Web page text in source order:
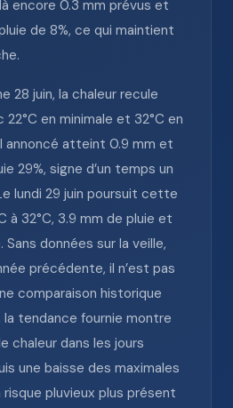
encore 0.3 mm prévus et
de 8%, ce qui maintient
28 juin, la chaleur recule
en minimale et 32°C en
annoncé atteint 0.9 mm et
29%, signe d’un temps un
lundi 29 juin poursuit cette
à 32°C, 3.9 mm de pluie et
données sur la veille,
précédente, il n’est pas
comparaison historique
la tendance fournie montre
chaleur dans les jours
une baisse des maximales
risque pluvieux plus présent